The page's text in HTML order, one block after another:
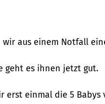
aus einem Notfall
geht es ihnen jetzt gut.
erst einmal die 5